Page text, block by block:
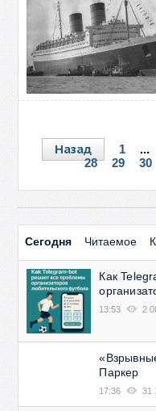
Назад 1 ...
28
29 30
Сегодня Читаемое
Как
13:53 2
Паркер
17:36 31